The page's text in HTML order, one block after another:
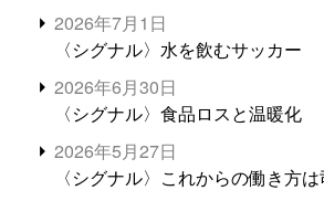
2026年7月1日
〈シグナル〉水を飲むサッカー
2026年6月30日
〈シグナル〉食品ロスと温暖化
2026年5月27日
〈シグナル〉これからの働き方